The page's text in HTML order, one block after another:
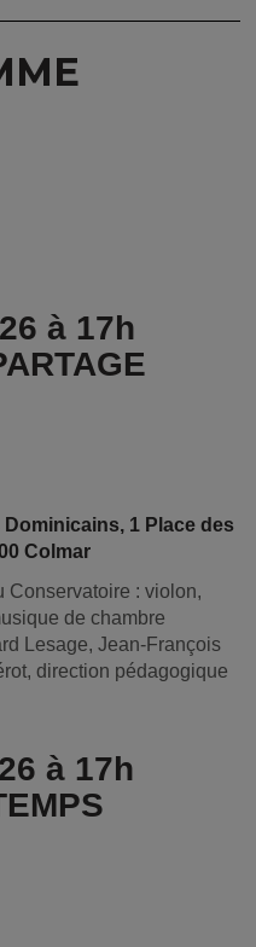
à 17h
1 Place des
Colmar
Conservatoire : violon,
de chambre
Lesage, Jean-François
direction pédagogique
à 17h